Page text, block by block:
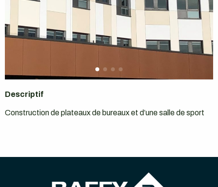
Descriptif
Construction de plateaux de bureaux et d’une salle de sport